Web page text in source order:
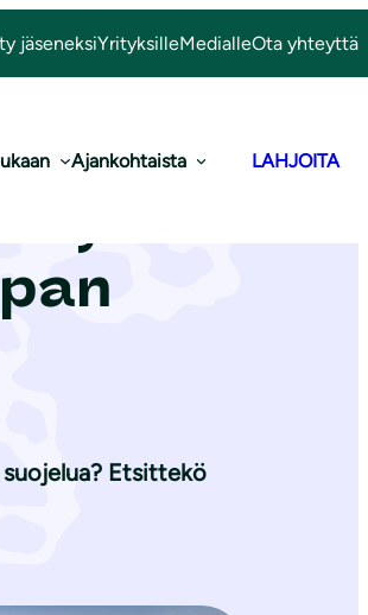
jäseneksiYrityksilleMedialleOta yhteyttä
Ajankohtaista LAHJOITA
Etsittekö